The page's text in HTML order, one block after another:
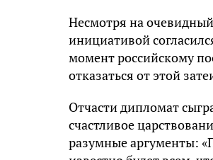
Несмотря на
инициативой
момент российскому
отказаться от этой
Отчасти дипломат
счастливое
разумные аргументы: